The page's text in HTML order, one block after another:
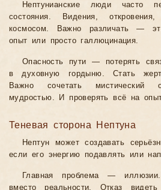
Нептунианские люди часто
состояния. Видения,
космосом. Важно различать —
опыт или просто галлюцинация.
Опасность пути — потерять
в духовную гордыню. Стать
Важно сочетать мистический
мудростью. И проверять всё на
Теневая сторона Нептуна
Нептун может создавать
если его энергию подавлять или
Главная проблема —
вместо реальности. Отказ